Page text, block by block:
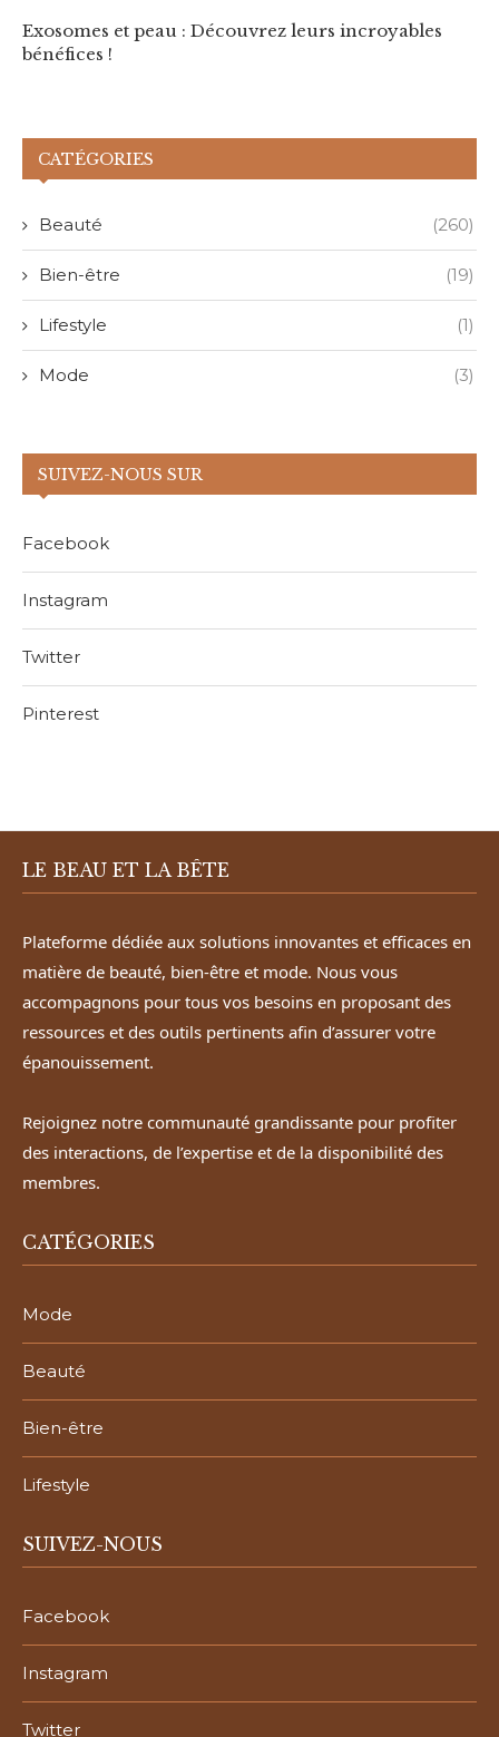
Exosomes et peau : Découvrez leurs incroyables
bénéfices !
CATÉGORIES
Beauté (260)
Bien-être (19)
Lifestyle (1)
Mode (3)
SUIVEZ-NOUS SUR
Facebook
Instagram
Twitter
Pinterest
LE BEAU ET LA BÊTE
Plateforme dédiée aux solutions innovantes et efficaces en
matière de beauté, bien-être et mode. Nous vous
accompagnons pour tous vos besoins en proposant des
ressources et des outils pertinents afin d’assurer votre
épanouissement.
Rejoignez notre communauté grandissante pour profiter
des interactions, de l’expertise et de la disponibilité des
membres.
CATÉGORIES
Mode
Beauté
Bien-être
Lifestyle
SUIVEZ-NOUS
Facebook
Instagram
Twitter